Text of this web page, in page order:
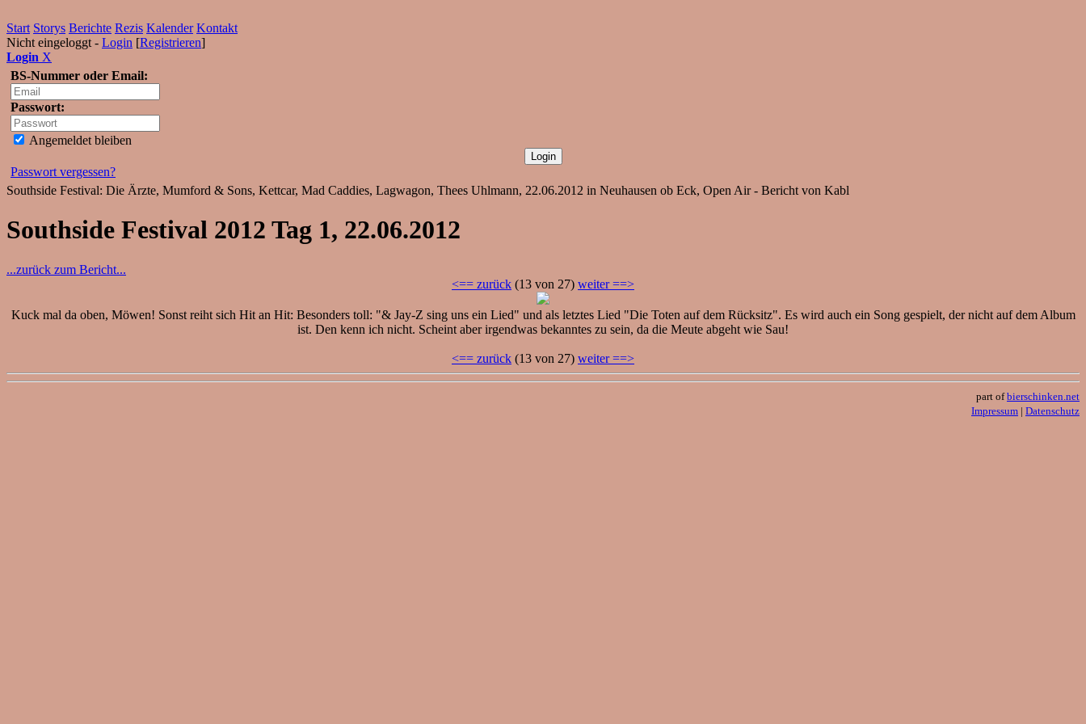
Start Storys Berichte Rezis Kalender Kontakt
Nicht eingeloggt - Login [Registrieren]
Login X
BS-Nummer oder Email:
Passwort:
Angemeldet bleiben
Passwort vergessen?
Southside Festival: Die Ärzte, Mumford & Sons, Kettcar, Mad Caddies, Lagwagon, Thees Uhlmann, 22.06.2012 in Neuhausen ob Eck, Open Air - Bericht von Kabl
Southside Festival 2012 Tag 1, 22.06.2012
...zurück zum Bericht...
<== zurück (13 von 27) weiter ==>
Kuck mal da oben, Möwen! Sonst reiht sich Hit an Hit: Besonders toll: "& Jay-Z sing uns ein Lied" und als letztes Lied "Die Toten auf dem Rücksitz". Es wird auch ein Song gespielt, der nicht auf dem Album
ist. Den kenn ich nicht. Scheint aber irgendwas bekanntes zu sein, da die Meute abgeht wie Sau!
<== zurück (13 von 27) weiter ==>
part ofbierschinken.net
Impressum | Datenschutz